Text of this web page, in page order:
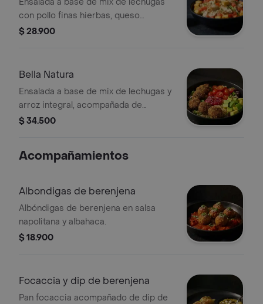
con pollo finas hierbas, queso
parmesano, tomate, crutones y
$ 28.900
Bella Natura
Ensalada a base de mix de lechugas y
arroz integral, acompañada de
albóndigas de berenjena (5 unds),
vinagreta Balsámica
$ 34.500
Acompañamientos
Albondigas de berenjena
Albóndigas de berenjena en salsa
napolitana y albahaca.
$ 18.900
Focaccia y dip de berenjena
Pan focaccia acompañado de dip de